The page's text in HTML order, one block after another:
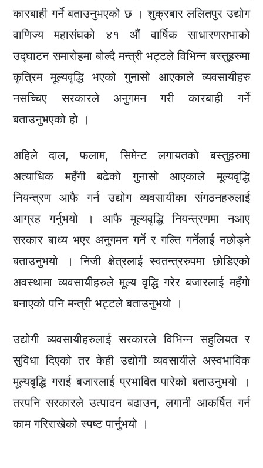
कारबाही गर्ने बताउनुभएको छ । शुक्रबार ललितपुर उद्योग
वाणिज्य महासंघको ४१ औं वार्षिक साधारणसभाको
उद्घाटन समारोहमा बोल्दै मन्त्री भट्टले विभिन्न बस्तुहरुमा
कृत्रिम मूल्यवृद्धि भएको गुनासो आएकाले व्यवसायीहरु
नसच्चिए सरकारले अनुगमन गरी कारबाही गर्ने
बताउनुभएको हो ।
अहिले दाल, फलाम, सिमेन्ट लगायतको बस्तुहरुमा
अत्याधिक महँगी बढेको गुनासो आएकाले मूल्यवृद्धि
नियन्त्रण आफै गर्न उद्योग व्यवसायीका संगठनहरुलाई
आग्रह गर्नुभयो । आफै मूल्यवृद्धि नियन्त्रणमा नआए
सरकार बाध्य भएर अनुगमन गर्ने र गल्ति गर्नेलाई नछोड्ने
बताउनुभयो । निजी क्षेत्रलाई स्वतन्त्ररुपमा छोडिएको
अवस्थामा व्यवसायीहरुले मूल्य वृद्धि गरेर बजारलाई महँगो
बनाएको पनि मन्त्री भट्टले बताउनुभयो ।
उद्योगी व्यवसायीहरुलाई सरकारले विभिन्न सहुलियत र
सुविधा दिएको तर केही उद्योगी व्यवसायीले अस्वभाविक
मूल्यवृद्धि गराई बजारलाई प्रभावित पारेको बताउनुभयो ।
तरपनि सरकारले उत्पादन बढाउन, लगानी आकर्षित गर्न
काम गरिराखेको स्पष्ट पार्नुभयो ।